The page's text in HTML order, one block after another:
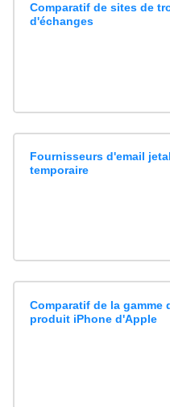
Comparatif de sites de
d'échanges
Fournisseurs d'email
temporaire
Comparatif de la gamme
produit iPhone d'Apple